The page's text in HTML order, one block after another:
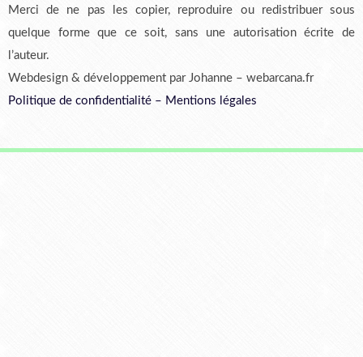
Merci de ne pas les copier, reproduire ou redistribuer sous
quelque forme que ce soit, sans une autorisation écrite de
l’auteur.
Webdesign & développement par Johanne – webarcana.fr
Politique de confidentialité – Mentions légales